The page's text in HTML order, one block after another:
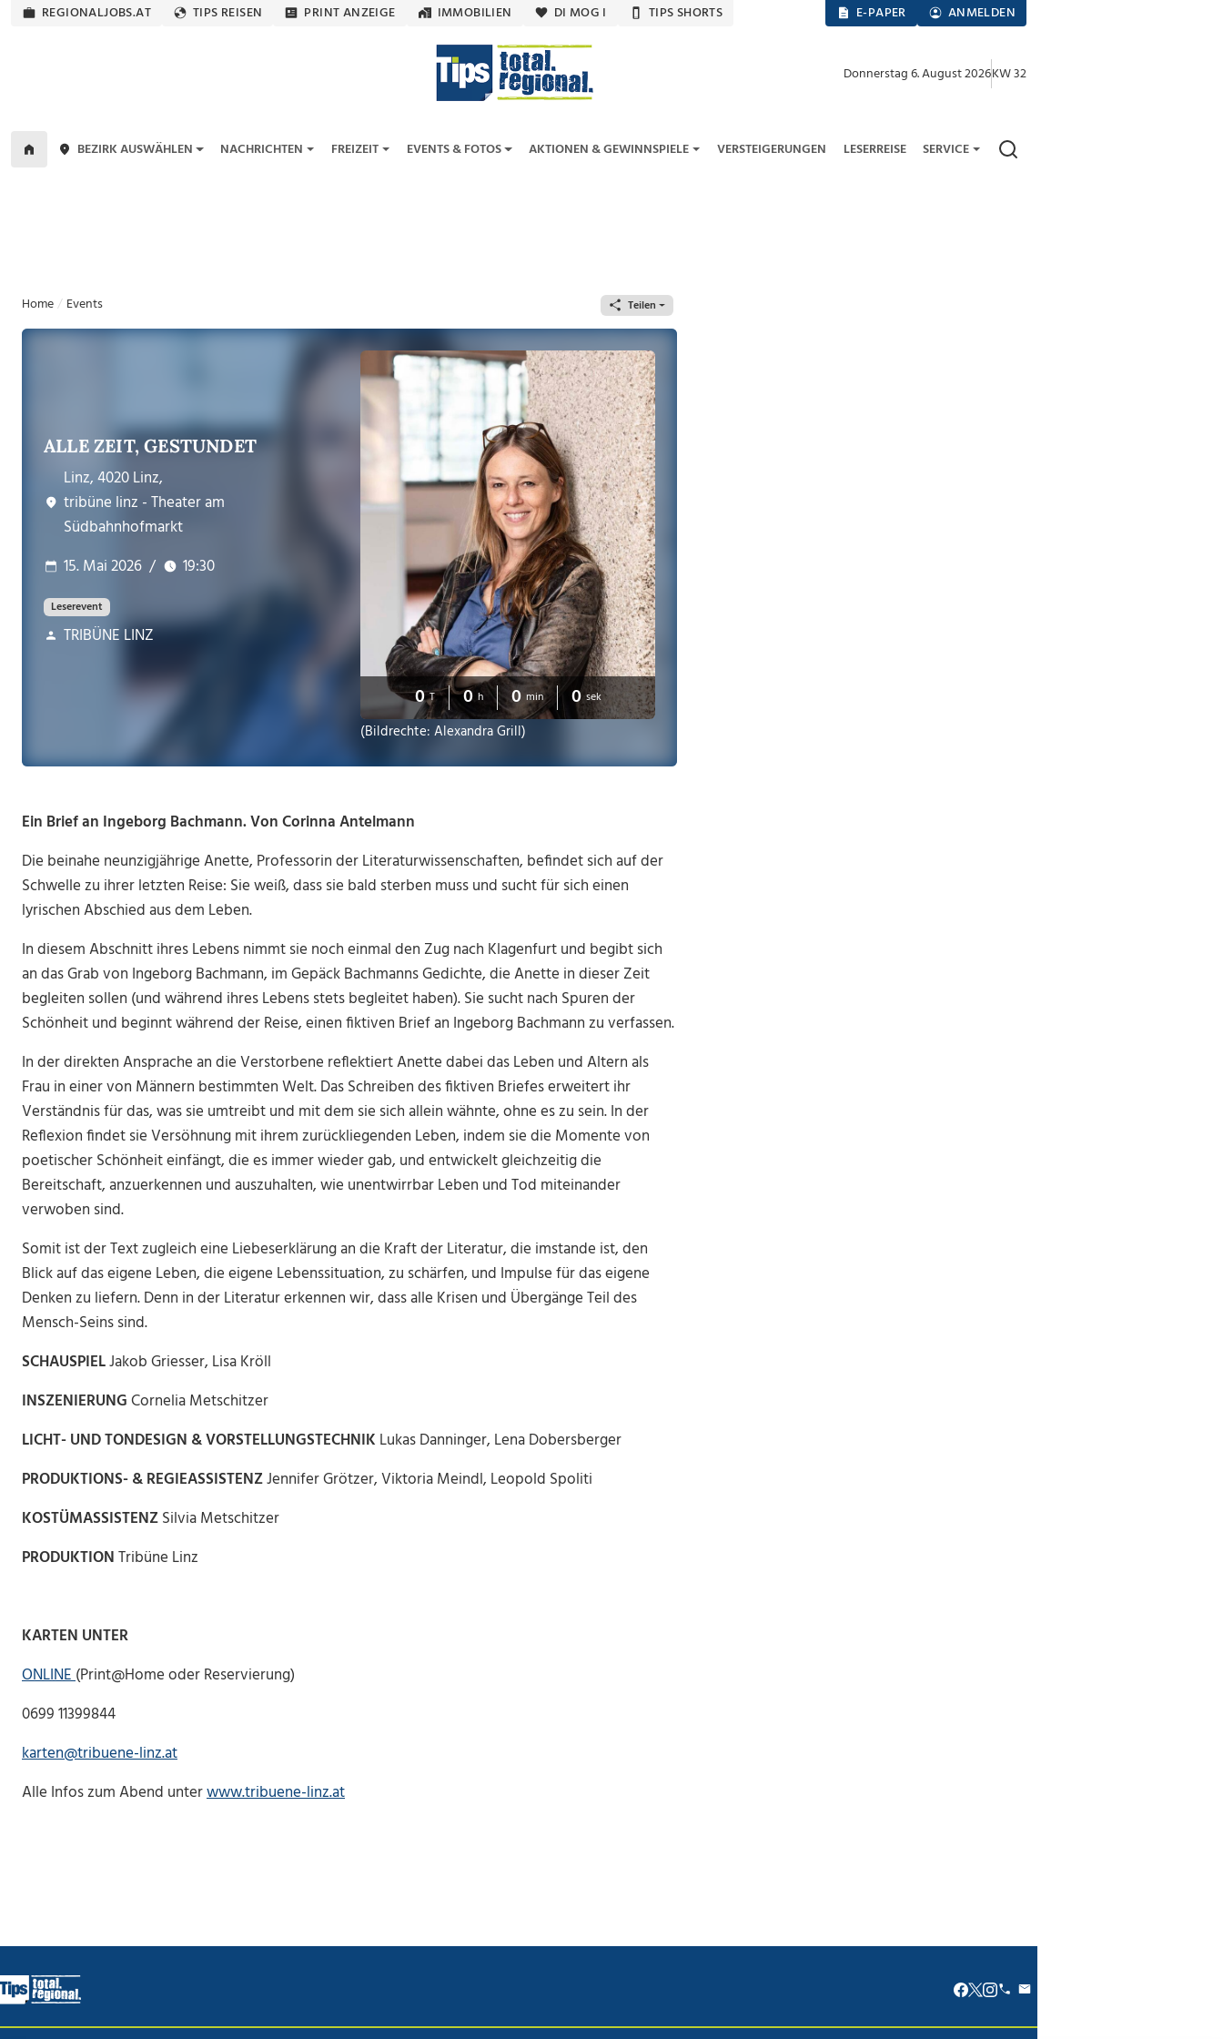
REGIONALJOBS.AT TIPS REISEN PRINT ANZEIGE IMMOBILIEN DI MOG I TIPS SHORTS E-PAPER ANMELDEN
Donnerstag 6. August 2026KW 32
BEZIRK AUSWÄHLEN NACHRICHTEN FREIZEIT EVENTS & FOTOS AKTIONEN & GEWINNSPIELE VERSTEIGERUNGEN LESERREISE SERVICE
Home Events Teilen
ALLE ZEIT, GESTUNDET
Linz, 4020 Linz,
tribüne linz - Theater am
Südbahnhofmarkt
15. Mai 2026 / 19:30
Leserevent
TRIBÜNE LINZ
0 T 0 h 0 min 0 sek
(Bildrechte: Alexandra Grill)
Ein Brief an Ingeborg Bachmann. Von Corinna Antelmann
Die beinahe neunzigjährige Anette, Professorin der Literaturwissenschaften, befindet sich auf der
Schwelle zu ihrer letzten Reise: Sie weiß, dass sie bald sterben muss und sucht für sich einen
lyrischen Abschied aus dem Leben.
In diesem Abschnitt ihres Lebens nimmt sie noch einmal den Zug nach Klagenfurt und begibt sich
an das Grab von Ingeborg Bachmann, im Gepäck Bachmanns Gedichte, die Anette in dieser Zeit
begleiten sollen (und während ihres Lebens stets begleitet haben). Sie sucht nach Spuren der
Schönheit und beginnt während der Reise, einen fiktiven Brief an Ingeborg Bachmann zu verfassen.
In der direkten Ansprache an die Verstorbene reflektiert Anette dabei das Leben und Altern als
Frau in einer von Männern bestimmten Welt. Das Schreiben des fiktiven Briefes erweitert ihr
Verständnis für das, was sie umtreibt und mit dem sie sich allein wähnte, ohne es zu sein. In der
Reflexion findet sie Versöhnung mit ihrem zurückliegenden Leben, indem sie die Momente von
poetischer Schönheit einfängt, die es immer wieder gab, und entwickelt gleichzeitig die
Bereitschaft, anzuerkennen und auszuhalten, wie unentwirrbar Leben und Tod miteinander
verwoben sind.
Somit ist der Text zugleich eine Liebeserklärung an die Kraft der Literatur, die imstande ist, den
Blick auf das eigene Leben, die eigene Lebenssituation, zu schärfen, und Impulse für das eigene
Denken zu liefern. Denn in der Literatur erkennen wir, dass alle Krisen und Übergänge Teil des
Mensch-Seins sind.
SCHAUSPIELJakob Griesser, Lisa Kröll
INSZENIERUNGCornelia Metschitzer
LICHT- UND TONDESIGN & VORSTELLUNGSTECHNIK Lukas Danninger, Lena Dobersberger
PRODUKTIONS- & REGIEASSISTENZJennifer Grötzer, Viktoria Meindl, Leopold Spoliti
KOSTÜMASSISTENZSilvia Metschitzer​
PRODUKTIONTribüne Linz
KARTEN UNTER
ONLINE(Print@Home oder Reservierung)
0699 11399844
karten@tribuene-linz.at
Alle Infos zum Abend unterwww.tribuene-linz.at